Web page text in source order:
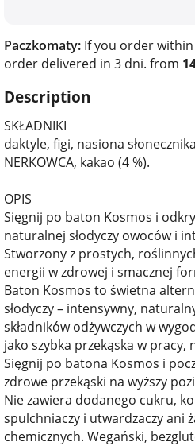
Paczkomaty: If you order
order delivered in 3 dni. from
Description
SKŁADNIKI
daktyle, figi, nasiona
NERKOWCA, kakao (4 %).
OPIS
Sięgnij po baton Kosmos i
naturalnej słodyczy owoców i
Stworzony z prostych,
energii w zdrowej i smacznej
Baton Kosmos to świetna
słodyczy – intensywny,
składników odżywczych w
jako szybka przekąska w
Sięgnij po batona Kosmos i
zdrowe przekąski na wyższy
Nie zawiera dodanego cukru,
spulchniaczy i utwardzaczy ani
chemicznych. Wegański,